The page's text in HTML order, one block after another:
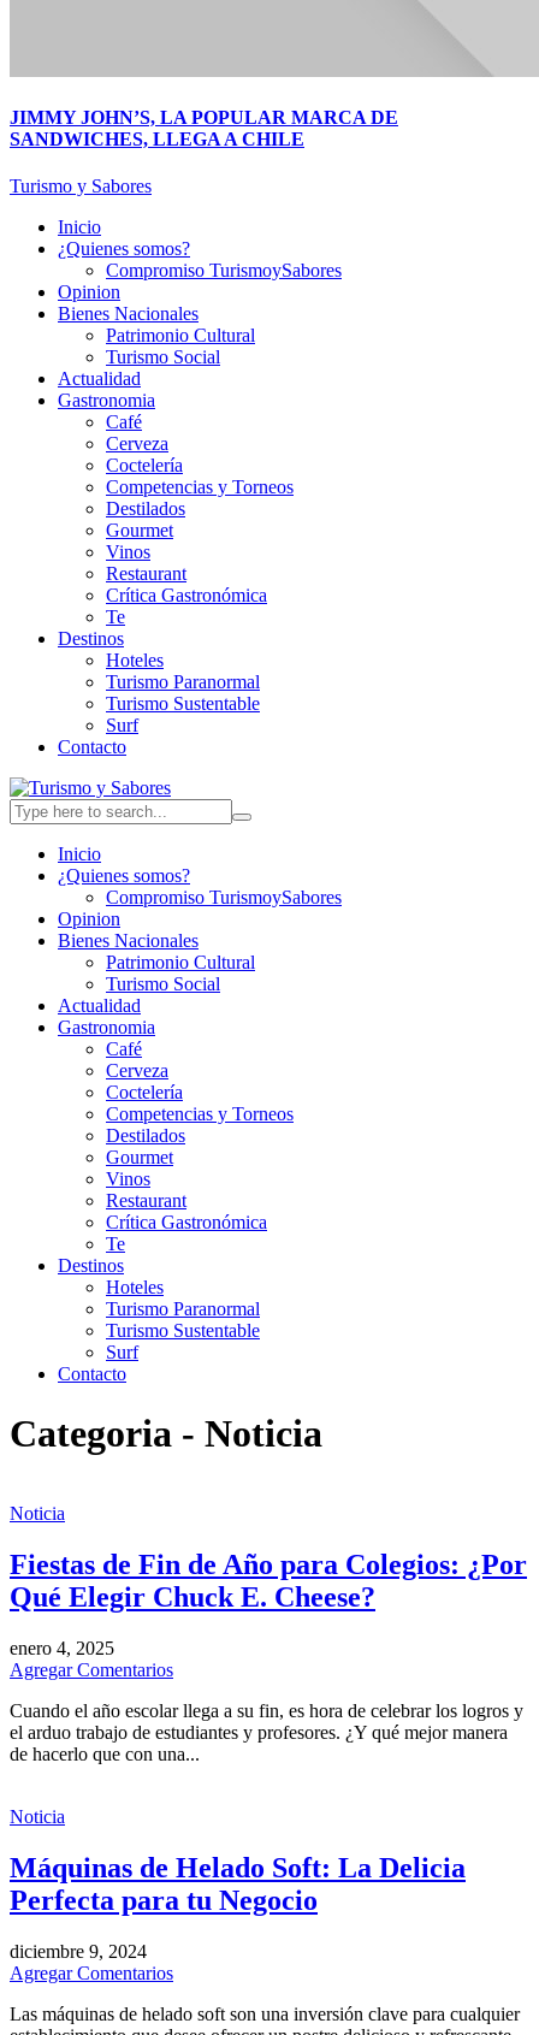
JIMMY JOHN’S, LA POPULAR MARCA DE
SANDWICHES, LLEGA A CHILE
Turismo y Sabores
Inicio
¿Quienes somos?
Compromiso TurismoySabores
Opinion
Bienes Nacionales
Patrimonio Cultural
Turismo Social
Actualidad
Gastronomia
Café
Cerveza
Coctelería
Competencias y Torneos
Destilados
Gourmet
Vinos
Restaurant
Crítica Gastronómica
Te
Destinos
Hoteles
Turismo Paranormal
Turismo Sustentable
Surf
Contacto
Inicio
¿Quienes somos?
Compromiso TurismoySabores
Opinion
Bienes Nacionales
Patrimonio Cultural
Turismo Social
Actualidad
Gastronomia
Café
Cerveza
Coctelería
Competencias y Torneos
Destilados
Gourmet
Vinos
Restaurant
Crítica Gastronómica
Te
Destinos
Hoteles
Turismo Paranormal
Turismo Sustentable
Surf
Contacto
Categoria - Noticia
Noticia
Fiestas de Fin de Año para Colegios: ¿Por
Qué Elegir Chuck E. Cheese?
enero 4, 2025
Agregar Comentarios
Cuando el año escolar llega a su fin, es hora de celebrar los logros y
el arduo trabajo de estudiantes y profesores. ¿Y qué mejor manera
de hacerlo que con una...
Noticia
Máquinas de Helado Soft: La Delicia
Perfecta para tu Negocio
diciembre 9, 2024
Agregar Comentarios
Las máquinas de helado soft son una inversión clave para cualquier